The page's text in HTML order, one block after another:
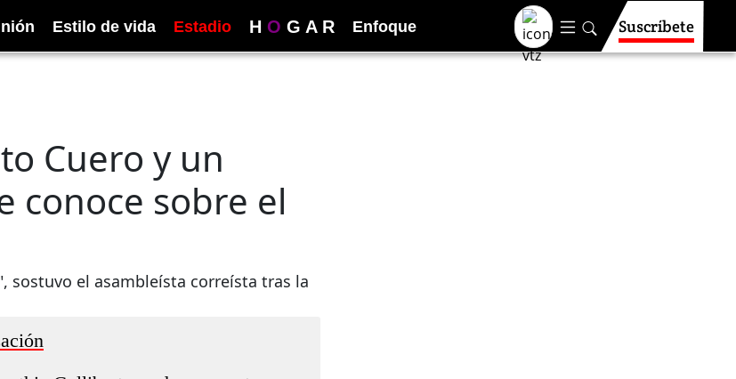
Estilo de vida Estadio H O G A R Enfoque Suscríbete
Cuero y un
conoce sobre el
sostuvo el asambleísta correísta tras la